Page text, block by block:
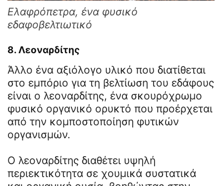
Ελαφρόπετρα, ένα φυσικό
εδαφοβελτιωτικό
8. Λεοναρδίτης
Άλλο ένα αξιόλογο υλικό που διατίθεται
στο εμπόριο για τη βελτίωση του εδάφους
είναι ο λεοναρδίτης, ένα σκουρόχρωμο
φυσικό οργανικό ορυκτό που προέρχεται
από την κομποστοποίηση φυτικών
οργανισμών.
Ο λεοναρδίτης διαθέτει υψηλή
περιεκτικότητα σε χουμικά συστατικά